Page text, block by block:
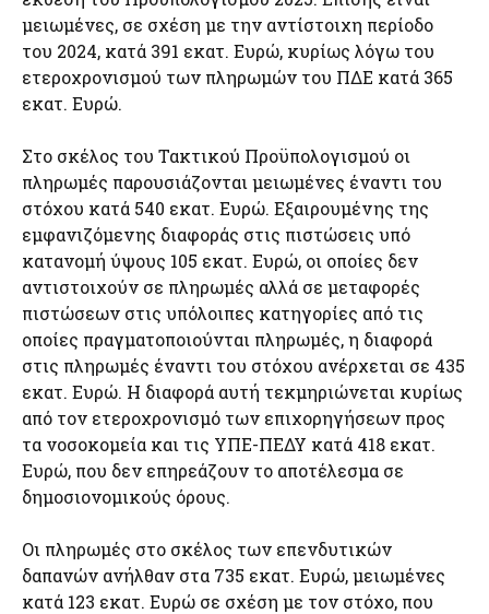
μειωμένες, σε σχέση με την αντίστοιχη περίοδο
του 2024, κατά 391 εκατ. Ευρώ, κυρίως λόγω του
ετεροχρονισμού των πληρωμών του ΠΔΕ κατά 365
εκατ. Ευρώ.
Στο σκέλος του Τακτικού Προϋπολογισμού οι
πληρωμές παρουσιάζονται μειωμένες έναντι του
στόχου κατά 540 εκατ. Ευρώ. Εξαιρουμένης της
εμφανιζόμενης διαφοράς στις πιστώσεις υπό
κατανομή ύψους 105 εκατ. Ευρώ, οι οποίες δεν
αντιστοιχούν σε πληρωμές αλλά σε μεταφορές
πιστώσεων στις υπόλοιπες κατηγορίες από τις
οποίες πραγματοποιούνται πληρωμές, η διαφορά
στις πληρωμές έναντι του στόχου ανέρχεται σε 435
εκατ. Ευρώ. Η διαφορά αυτή τεκμηριώνεται κυρίως
από τον ετεροχρονισμό των επιχορηγήσεων προς
τα νοσοκομεία και τις ΥΠΕ-ΠΕΔΥ κατά 418 εκατ.
Ευρώ, που δεν επηρεάζουν το αποτέλεσμα σε
δημοσιονομικούς όρους.
Οι πληρωμές στο σκέλος των επενδυτικών
δαπανών ανήλθαν στα 735 εκατ. Ευρώ, μειωμένες
κατά 123 εκατ. Ευρώ σε σχέση με τον στόχο, που